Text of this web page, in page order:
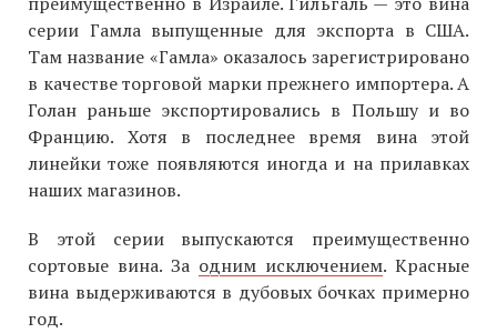
серии Гамла выпущенные для экспорта в США.
Там название «Гамла» оказалось зарегистрировано
в качестве торговой марки прежнего импортера. А
Голан раньше экспортировались в Польшу и во
Францию. Хотя в последнее время вина этой
линейки тоже появляются иногда и на прилавках
наших магазинов.
В этой серии выпускаются преимущественно
сортовые вина. За одним исключением. Красные
вина выдерживаются в дубовых бочках примерно
год.